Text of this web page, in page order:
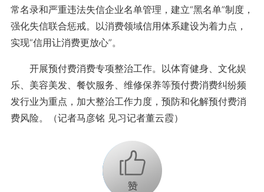
常名录和严重违法失信企业名单管理，建立“黑名单”制度，
强化失信联合惩戒。以消费领域信用体系建设为着力点，
实现“信用让消费更放心”。
开展预付费消费专项整治工作。以体育健身、文化娱
乐、美容美发、餐饮服务、维修保养等预付费消费纠纷频
发行业为重点，加大整治工作力度，预防和化解预付费消
费风险。（记者马彦铭 见习记者董云霞）
+1